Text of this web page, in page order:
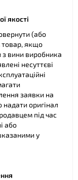
якості
(або
товар, якщо
з вини виробника
несуттєві
заявки на
оригінал
під час
або
у